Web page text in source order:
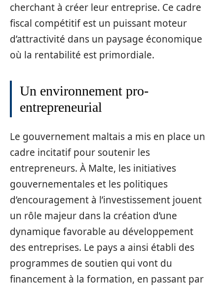
cherchant à créer leur entreprise. Ce cadre
fiscal compétitif est un puissant moteur
d’attractivité dans un paysage économique
où la rentabilité est primordiale.
Un environnement pro-
entrepreneurial
Le gouvernement maltais a mis en place un
cadre incitatif pour soutenir les
entrepreneurs. À Malte, les initiatives
gouvernementales et les politiques
d’encouragement à l’investissement jouent
un rôle majeur dans la création d’une
dynamique favorable au développement
des entreprises. Le pays a ainsi établi des
programmes de soutien qui vont du
financement à la formation, en passant par